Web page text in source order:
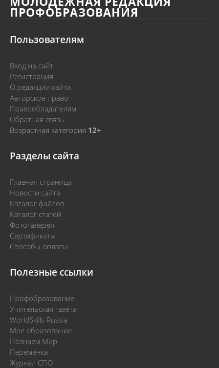
ПРОФОБРАЗОВАНИЯ
Пользователям
Вход на сайт
Регистрация
О редакции сайта
Авторское право
Правообладателям
Обратная связь
Возрастная категория 12+
Разделы сайта
Главная страница
Новости сайта
Каталог файлов
Каталог статей
Фотогалерея
Сертификаты
Способы оплаты
Полезные ссылки
Профобразование
Учительская газета
WorldSkills Russia
Мое образование
Познаем Мир
Переменка
Журнал СПО